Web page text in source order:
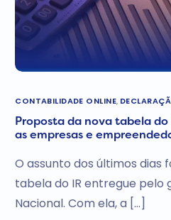
CONTABILIDADE ONLINE,
Proposta da nova tabela do
as empresas e
O assunto dos últimos dias
tabela do IR entregue pelo
Nacional. Com ela, a […]